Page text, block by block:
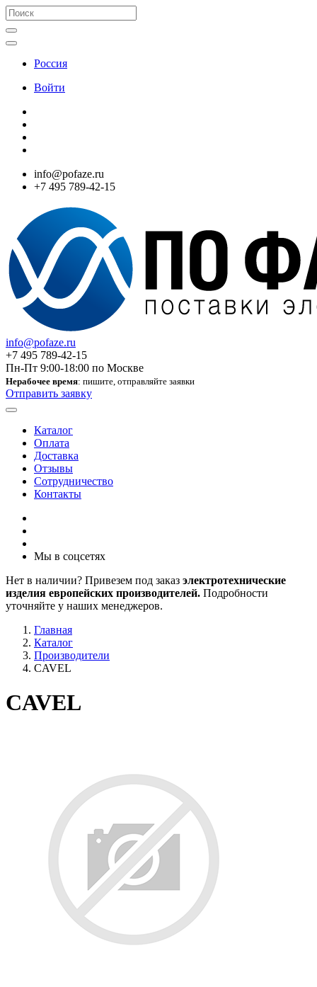
Россия
Войти
info@pofaze.ru
+7 495 789-42-15
info@pofaze.ru
+7 495 789-42-15
Пн-Пт 9:00-18:00 по Москве
Нерабочее время: пишите, отправляйте заявки
Отправить заявку
Каталог
Оплата
Доставка
Отзывы
Сотрудничество
Контакты
Мы в соцсетях
Нет в наличии? Привезем под заказ электротехнические
изделия европейских производителей. Подробности
уточняйте у наших менеджеров.
Главная
Каталог
Производители
CAVEL
CAVEL